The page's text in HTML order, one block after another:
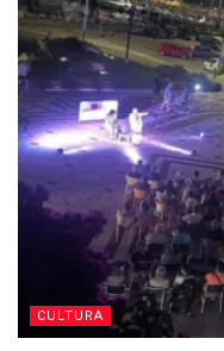
CULTURA